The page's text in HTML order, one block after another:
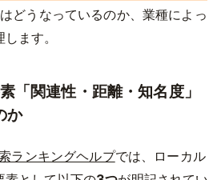
どうなっているのか、業種によっ
ます。
「関連性・距離・知名度」
か
ランキングヘルプでは、ローカル